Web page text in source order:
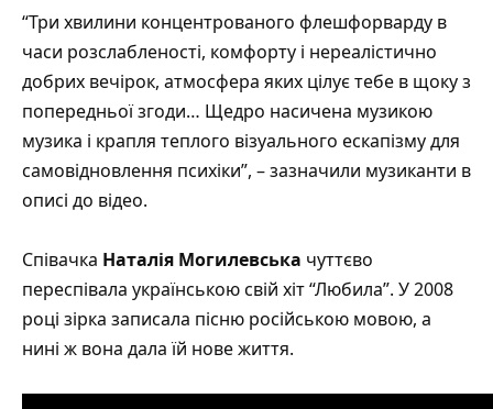
“Три хвилини концентрованого флешфорварду в
часи розслабленості, комфорту і нереалістично
добрих вечірок, атмосфера яких цілує тебе в щоку з
попередньої згоди… Щедро насичена музикою
музика і крапля теплого візуального ескапізму для
самовідновлення психіки”, – зазначили музиканти в
описі до відео.
Співачка Наталія Могилевська чуттєво
переспівала українською свій хіт“Любила”. У 2008
році зірка записала пісню російською мовою, а
нині ж вона дала їй нове життя.